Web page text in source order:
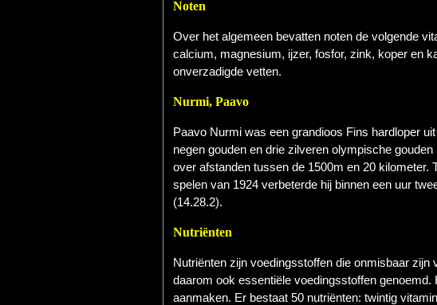
Noten
Over het algemeen bevatten noten de volgende
calcium, magnesium, ijzer, fosfor, zink, koper en
onverzadigde vetten.
Nurmi, Paavo
Paavo Nurmi was een grandioos Fins hardloper
negen gouden en drie zilveren olympische
over afstanden tussen de 1500m en 20
spelen van 1924 verbeterde hij binnen een uur
(14.28.2).
Nutriënten
Nutriënten zijn voedingsstoffen die onmisbaar
daarom ook essentiële voedingsstoffen
aanmaken. Er bestaat 50 nutriënten: twintig